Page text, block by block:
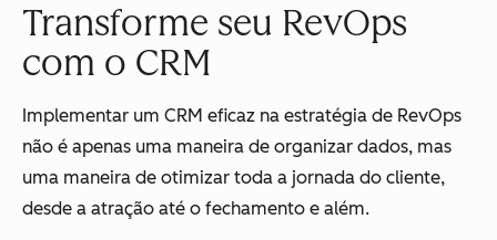
Transforme seu RevOps
com o CRM
Implementar um CRM eficaz na estratégia de RevOps
não é apenas uma maneira de organizar dados, mas
uma maneira de otimizar toda a jornada do cliente,
desde a atração até o fechamento e além.